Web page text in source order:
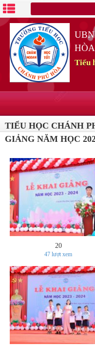
HÒA
Tiểu
TIỂU HỌC CHÁNH
GIẢNG NĂM HỌC
20
47 lượt xem